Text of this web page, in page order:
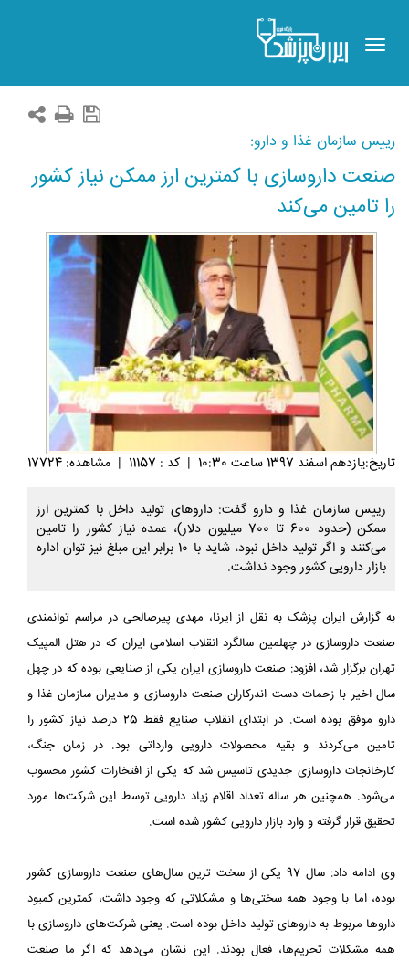
Toggle
navigation
رییس سازمان غذا و دارو:
صنعت داروسازی با کمترین ارز ممکن نیاز کشور
را تامین می‌کند
تاريخ:يازدهم اسفند 1397 ساعت 10:30 | کد : 11157 | مشاهده: 17724
رییس سازمان غذا و دارو گفت: داروهای تولید داخل با کمترین ارز
ممکن (حدود 600 تا 700 میلیون دلار)، عمده ‏نیاز کشور را تامین
می‌کنند و اگر تولید داخل نبود، شاید با 10 برابر این مبلغ نیز توان اداره
بازار دارویی کشور وجود نداشت.‏
به گزارش ایران پزشک به نقل از ایرنا، مهدی پیرصالحی در مراسم توانمندی
صنعت داروسازی در چهلمین سالگرد انقلاب ‏اسلامی ایران که در هتل المپیک
تهران برگزار شد، افزود: صنعت داروسازی ایران یکی از صنایعی بوده که در چهل
سال اخیر با ‏زحمات دست اندرکاران صنعت داروسازی و مدیران سازمان غذا و
دارو موفق بوده است. در ابتدای انقلاب صنایع فقط 25 درصد ‏نیاز کشور را
تامین می‌کردند و بقیه محصولات دارویی وارداتی بود. در زمان جنگ،
کارخانجات داروسازی جدیدی تاسیس شد که ‏یکی از افتخارات کشور محسوب
می‌شود. همچنین هر ساله تعداد اقلام زیاد دارویی توسط این شرکت‌ها مورد
تحقیق قرار گرفته و ‏وارد بازار دارویی کشور شده است.‏
وی ادامه داد: سال 97 یکی از سخت ترین سال‌های صنعت داروسازی کشور
بوده، اما با وجود همه سختی‌ها و مشکلاتی که وجود ‏داشت، کمترین کمبود
داروها مربوط به داروهای تولید داخل بوده است. یعنی شرکت‌های داروسازی با
همه مشکلات تحریم‌ها، فعال ‏بودند. این نشان می‌دهد که اگر ما صنعت